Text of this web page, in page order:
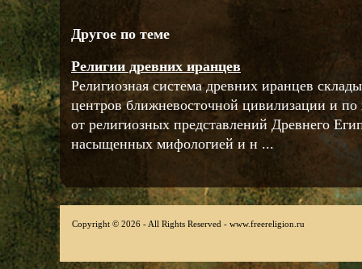
Другое по теме
Религии древних иранцев
Религиозная система древних иранцев
центров ближневосточной цивилизации и по
от религиозных представлений Древнего
насыщенных мифологией и н ...
Copyright © 2026 - All Rights Reserved - www.freereligion.ru